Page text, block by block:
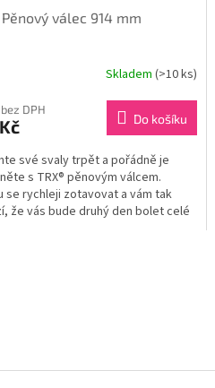
Pěnový válec 914 mm
Skladem (>10 ks)
DPH
Do košíku
své svaly trpět a pořádně je
s TRX® pěnovým válcem.
se rychleji zotavovat a vám tak
že vás bude druhý den bolet celé